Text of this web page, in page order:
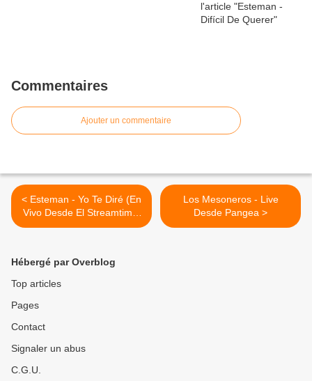
Commentaires
Ajouter un commentaire
< Esteman - Yo Te Diré (En
Vivo Desde El Streamtime/
LiveStream)
Los Mesoneros - Live
Desde Pangea >
Hébergé par Overblog
Top articles
Pages
Contact
Signaler un abus
C.G.U.